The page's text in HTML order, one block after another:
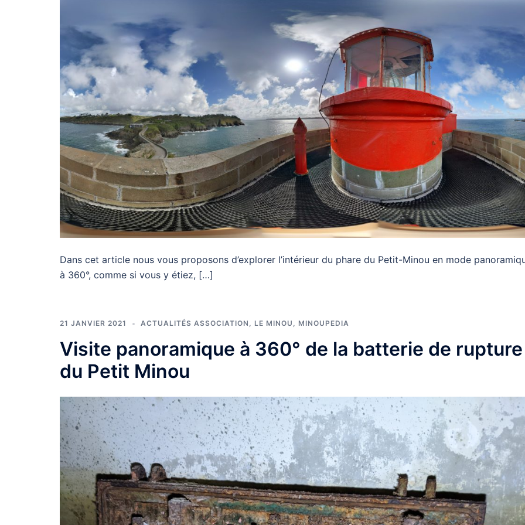
Dans cet article nous vous proposons d’explorer l’intérieur du phare du Petit-Minou en mode
à 360°, comme si vous y étiez, […]
21 JANVIER 2021 ACTUALITÉS ASSOCIATION , LE MINOU , MINOUPEDIA
Visite panoramique à 360° de la batterie de rupture
du Petit Minou